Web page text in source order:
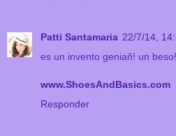
Patti Santamaria 22/7/14,
es un invento geniañ! un
www.ShoesAndBasics.com
Responder